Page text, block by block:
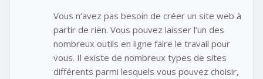
Vous n’avez pas besoin de créer un site web à
partir de rien. Vous pouvez laisser l’un des
nombreux outils en ligne faire le travail pour
vous. Il existe de nombreux types de sites
différents parmi lesquels vous pouvez choisir,